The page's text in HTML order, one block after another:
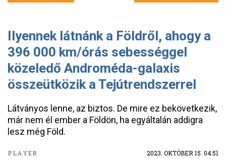
Ilyennek látnánk a Földről, ahogy a
396 000 km/órás sebességgel
közeledő Androméda-galaxis
összeütközik a Tejútrendszerrel
Látványos lenne, az biztos. De mire ez bekövetkezik,
már nem él ember a Földön, ha egyáltalán addigra
lesz még Föld.
PLAYER 2023. OKTÓBER 15. 04:51